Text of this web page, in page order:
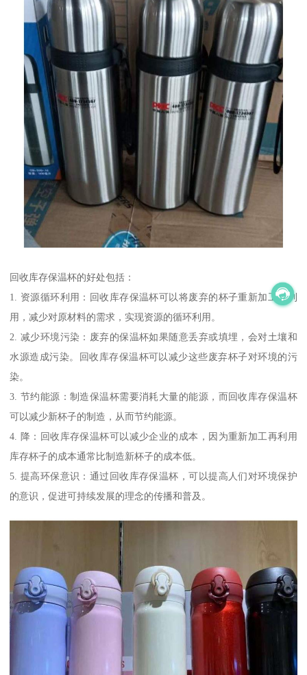
回收库存保温杯的好处包括：
1. 资源循环利用：回收库存保温杯可以将废弃的杯子重新加工再利
用，减少对原材料的需求，实现资源的循环利用。
2. 减少环境污染：废弃的保温杯如果随意丢弃或填埋，会对土壤和
水源造成污染。回收库存保温杯可以减少这些废弃杯子对环境的污
染。
3. 节约能源：制造保温杯需要消耗大量的能源，而回收库存保温杯
可以减少新杯子的制造，从而节约能源。
4. 降：回收库存保温杯可以减少企业的成本，因为重新加工再利用
库存杯子的成本通常比制造新杯子的成本低。
5. 提高环保意识：通过回收库存保温杯，可以提高人们对环境保护
的意识，促进可持续发展的理念的传播和普及。